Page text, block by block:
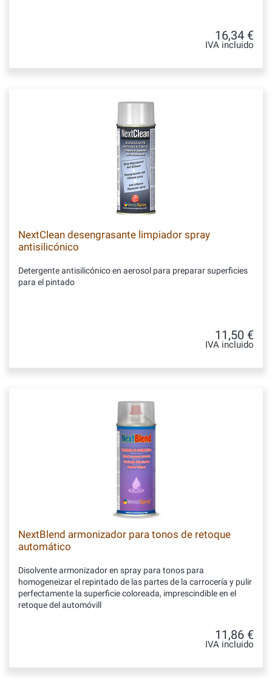
16,34 €
IVA incluido
NextClean desengrasante limpiador spray
antisilicónico
Detergente antisilicónico en aerosol para preparar superficies
para el pintado
11,50 €
IVA incluido
NextBlend armonizador para tonos de retoque
automático
Disolvente armonizador en spray para tonos para
homogeneizar el repintado de las partes de la carrocería y pulir
perfectamente la superficie coloreada, imprescindible en el
retoque del automóvill
11,86 €
IVA incluido